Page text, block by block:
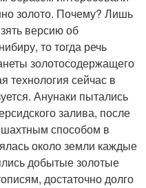
золото. Почему? Лишь
версию об
то тогда речь
золотосодержащего
технология сейчас в
Анунаки пытались
залива, после
шахтным способом в
около земли каждые
добытые золотые
достаточно долго